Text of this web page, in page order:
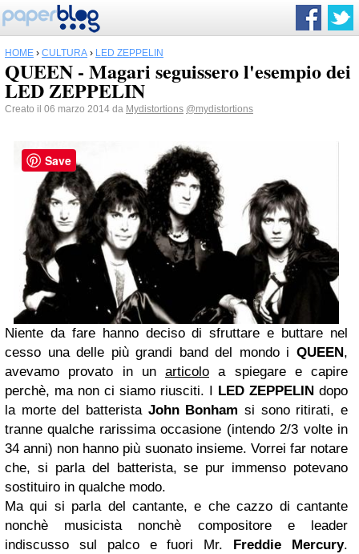
HOME › CULTURA › LED ZEPPELIN
QUEEN - Magari seguissero l'esempio dei
LED ZEPPELIN
Creato il 06 marzo 2014 da Mydistortions @mydistortions
Niente da fare hanno deciso di sfruttare e buttare nel
cesso una delle più grandi band del mondo i QUEEN,
avevamo provato in un articolo a spiegare e capire
perchè, ma non ci siamo riusciti. I LED ZEPPELIN dopo
la morte del batterista John Bonham si sono ritirati, e
tranne qualche rarissima occasione (intendo 2/3 volte in
34 anni) non hanno più suonato insieme. Vorrei far notare
che, si parla del batterista, se pur immenso potevano
sostituiro in qualche modo.
Ma qui si parla del cantante, e che cazzo di cantante
nonchè musicista nonchè compositore e leader
indiscusso sul palco e fuori Mr. Freddie Mercury.
Save